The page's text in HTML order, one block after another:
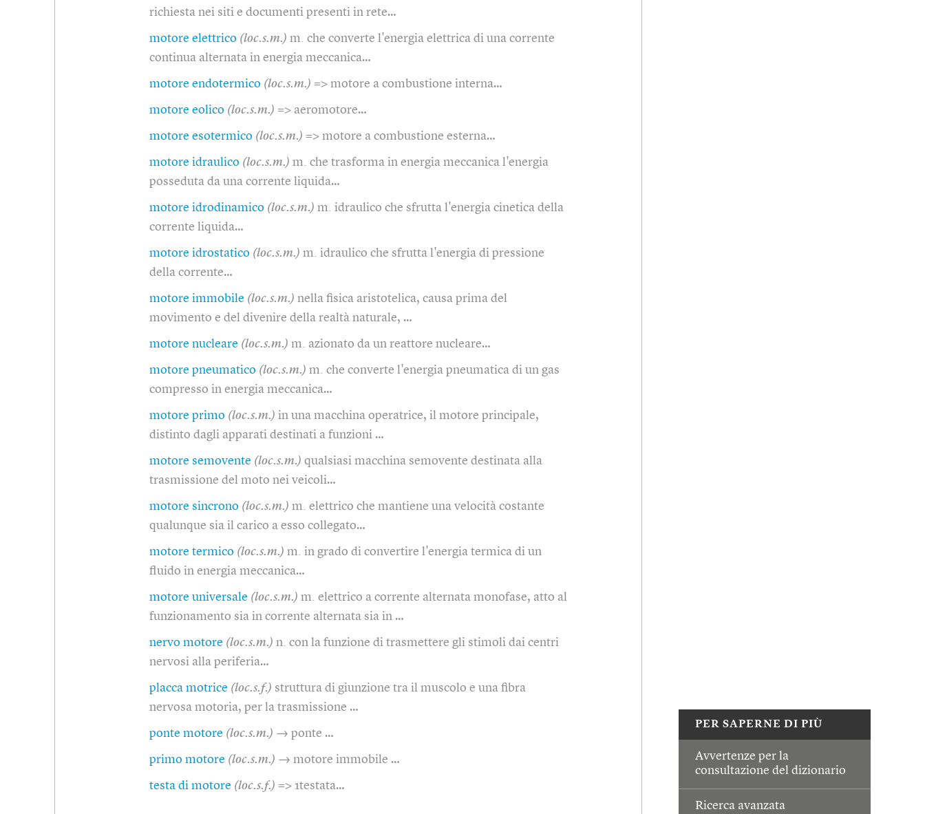
PER SAPERNE DI PIÙ
Avvertenze per la
consultazione del dizionario
Ricerca avanzata
richiesta nei siti e documenti presenti in rete…
motore elettrico (loc.s.m.) m. che converte l'energia elettrica di una corrente
continua alternata in energia meccanica…
motore endotermico (loc.s.m.) => motore a combustione interna…
motore eolico (loc.s.m.) => aeromotore…
motore esotermico (loc.s.m.) => motore a combustione esterna…
motore idraulico (loc.s.m.) m. che trasforma in energia meccanica l'energia
posseduta da una corrente liquida…
motore idrodinamico (loc.s.m.) m. idraulico che sfrutta l'energia cinetica della
corrente liquida…
motore idrostatico (loc.s.m.) m. idraulico che sfrutta l'energia di pressione
della corrente…
motore immobile (loc.s.m.) nella fisica aristotelica, causa prima del
movimento e del divenire della realtà naturale, …
motore nucleare (loc.s.m.) m. azionato da un reattore nucleare…
motore pneumatico (loc.s.m.) m. che converte l'energia pneumatica di un gas
compresso in energia meccanica…
motore primo (loc.s.m.) in una macchina operatrice, il motore principale,
distinto dagli apparati destinati a funzioni …
motore semovente (loc.s.m.) qualsiasi macchina semovente destinata alla
trasmissione del moto nei veicoli…
motore sincrono (loc.s.m.) m. elettrico che mantiene una velocità costante
qualunque sia il carico a esso collegato…
motore termico (loc.s.m.) m. in grado di convertire l'energia termica di un
fluido in energia meccanica…
motore universale (loc.s.m.) m. elettrico a corrente alternata monofase, atto al
funzionamento sia in corrente alternata sia in …
nervo motore (loc.s.m.) n. con la funzione di trasmettere gli stimoli dai centri
nervosi alla periferia…
placca motrice (loc.s.f.) struttura di giunzione tra il muscolo e una fibra
nervosa motoria, per la trasmissione …
ponte motore (loc.s.m.) → ponte …
primo motore (loc.s.m.) → motore immobile …
testa di motore (loc.s.f.) => 1testata…